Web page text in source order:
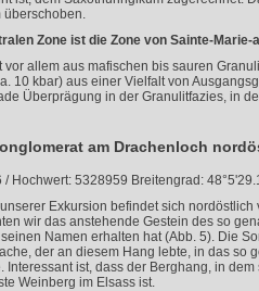
überschoben.
Zone ist die Zone von Sainte-Marie-
vor allem aus mafischen bis sauren
10 kbar) aus einer Vielfalt von
Überprägung in der Granulitfazies, in
am Drachenloch
/ Hochwert: 5328959 Breitengrad:
Exkursion befindet sich nordöstlich
wir das anstehende Gestein des so
Namen erhalten hat (Abb. 5). Die
der an diesem Hang lebte, in das so
Interessant ist, dass der Berghang, in
Weinberg im Elsass ist.